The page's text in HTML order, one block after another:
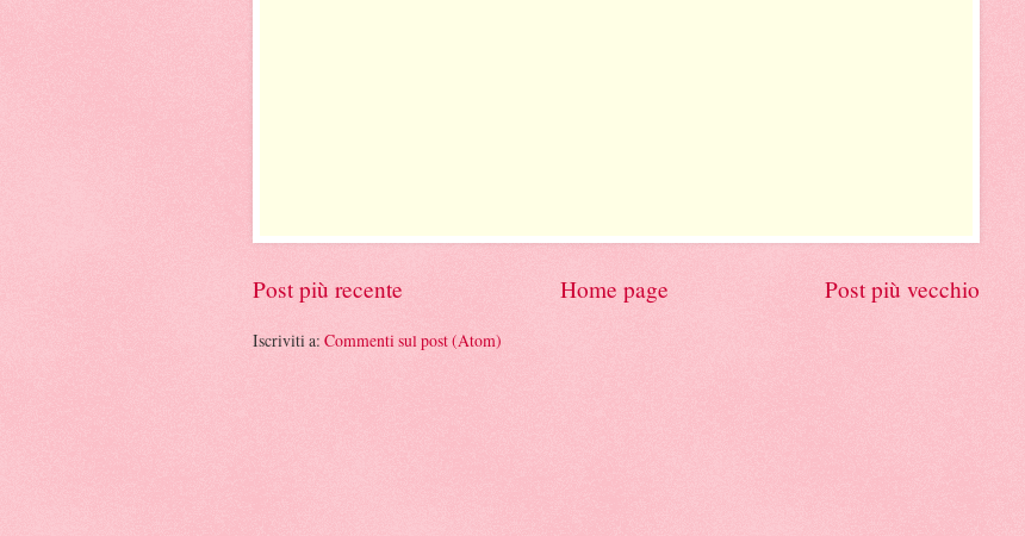
Post più recente Post più vecchio
Home page
Iscriviti a: Commenti sul post (Atom)